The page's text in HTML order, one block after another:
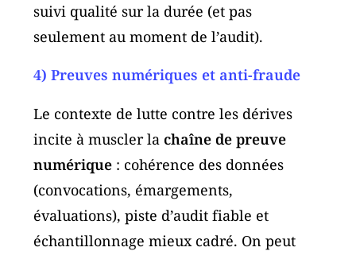
suivi qualité sur la durée (et pas
seulement au moment de l’audit).
4) Preuves numériques et anti-fraude
Le contexte de lutte contre les dérives
incite à muscler la chaîne de preuve
numérique : cohérence des données
(convocations, émargements,
évaluations), piste d’audit fiable et
échantillonnage mieux cadré. On peut